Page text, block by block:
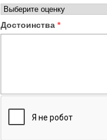
Достоинства *